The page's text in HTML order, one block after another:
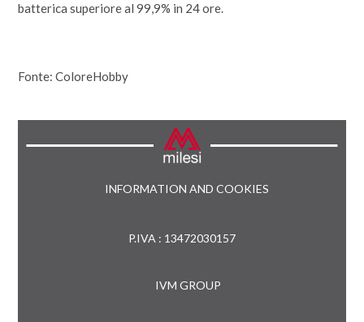
batterica superiore al 99,9% in 24 ore.
Fonte: ColoreHobby
INFORMATION AND COOKIES
P.IVA : 13472030157
IVM GROUP